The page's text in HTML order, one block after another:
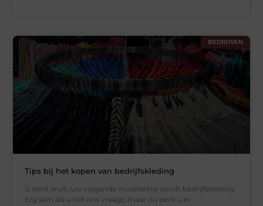
BEDRIJVEN
Tips bij het kopen van bedrijfskleding
U bent eruit, uw volgende investering wordt bedrijfskleding.
Erg slim als u het ons vraagt, maar nu bent u er